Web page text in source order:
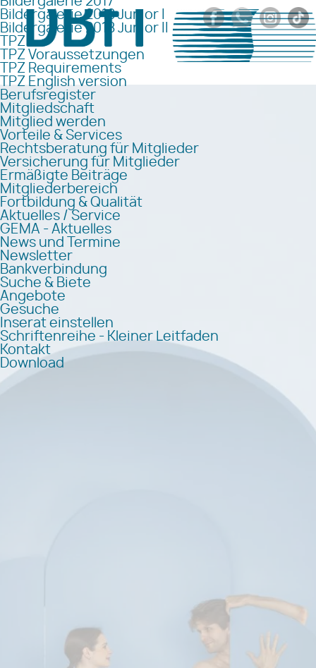
Bildergalerie 2018 Junior I
Bildergalerie 2018 Junior II
TPZ
TPZ Voraussetzungen
TPZ Requirements
TPZ English version
Berufsregister
Mitgliedschaft
Mitglied werden
Vorteile & Services
Rechtsberatung für Mitglieder
Versicherung für Mitglieder
Ermäßigte Beiträge
Mitgliederbereich
Fortbildung & Qualität
Aktuelles / Service
GEMA - Aktuelles
News und Termine
Newsletter
Bankverbindung
Suche & Biete
Angebote
Gesuche
Inserat einstellen
Schriftenreihe - Kleiner Leitfaden
Kontakt
Download